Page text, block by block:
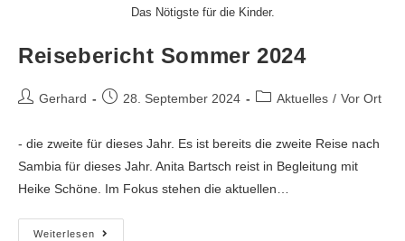
Das Nötigste für die Kinder.
Reisebericht Sommer 2024
Gerhard 28. September 2024 Aktuelles / Vor Ort
- die zweite für dieses Jahr. Es ist bereits die zweite Reise nach
Sambia für dieses Jahr. Anita Bartsch reist in Begleitung mit
Heike Schöne. Im Fokus stehen die aktuellen…
Weiterlesen